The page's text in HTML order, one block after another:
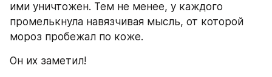
ими уничтожен. Тем не менее, у каждого
промелькнула навязчивая мысль, от которой
мороз пробежал по коже.
Он их заметил!